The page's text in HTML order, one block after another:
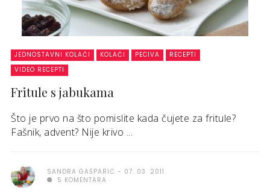
JEDNOSTAVNI KOLAČI KOLAČI PECIVA
RECEPTI
VIDEO RECEPTI
Fritule s jabukama
Što je prvo na što pomislite kada čujete za fritule?
Fašnik, advent? Nije krivo ...
SANDRA GAŠPARIĆ
07. 03. 2011.
5 KOMENTARA